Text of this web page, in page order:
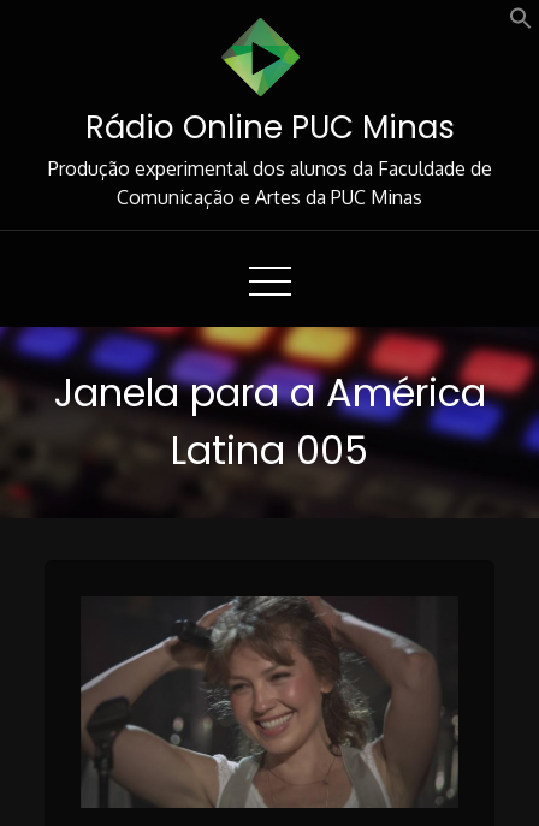
Rádio Online PUC Minas
Produção experimental dos alunos da Faculdade de
Comunicação e Artes da PUC Minas
Janela para a América
Latina 005